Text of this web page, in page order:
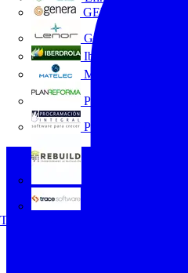
GENERA
Grupo Lenor
Iberdrola
MATELEC
Plan Reforma
Programación Integral
Todos los socios